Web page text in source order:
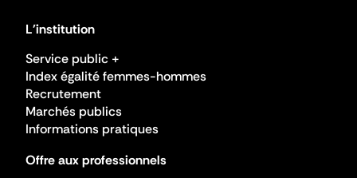
L'institution
Service public +
Index égalité femmes-hommes
Recrutement
Marchés publics
Informations pratiques
Offre aux professionnels